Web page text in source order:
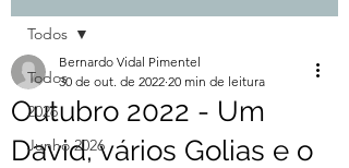
Todos
2026
Junho 2026
Todos
Outubro 2022 - Um
David, vários Golias e o
Bernardo Vidal Pimentel
30 de out. de 2022 20 min de leitura